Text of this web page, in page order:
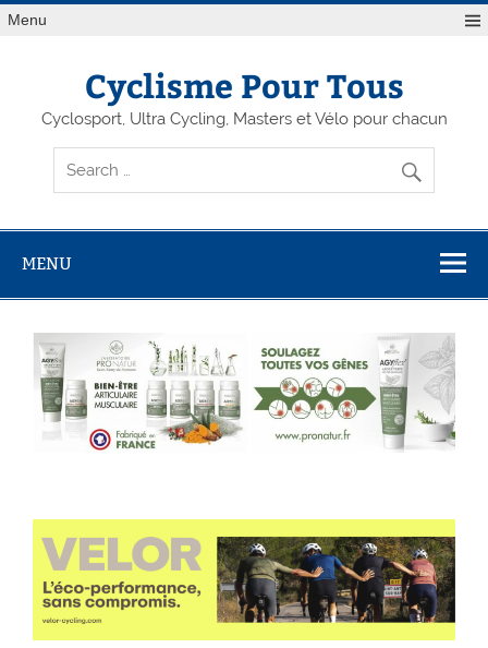
Menu
Cyclisme Pour Tous
Cyclosport, Ultra Cycling, Masters et Vélo pour chacun
MENU